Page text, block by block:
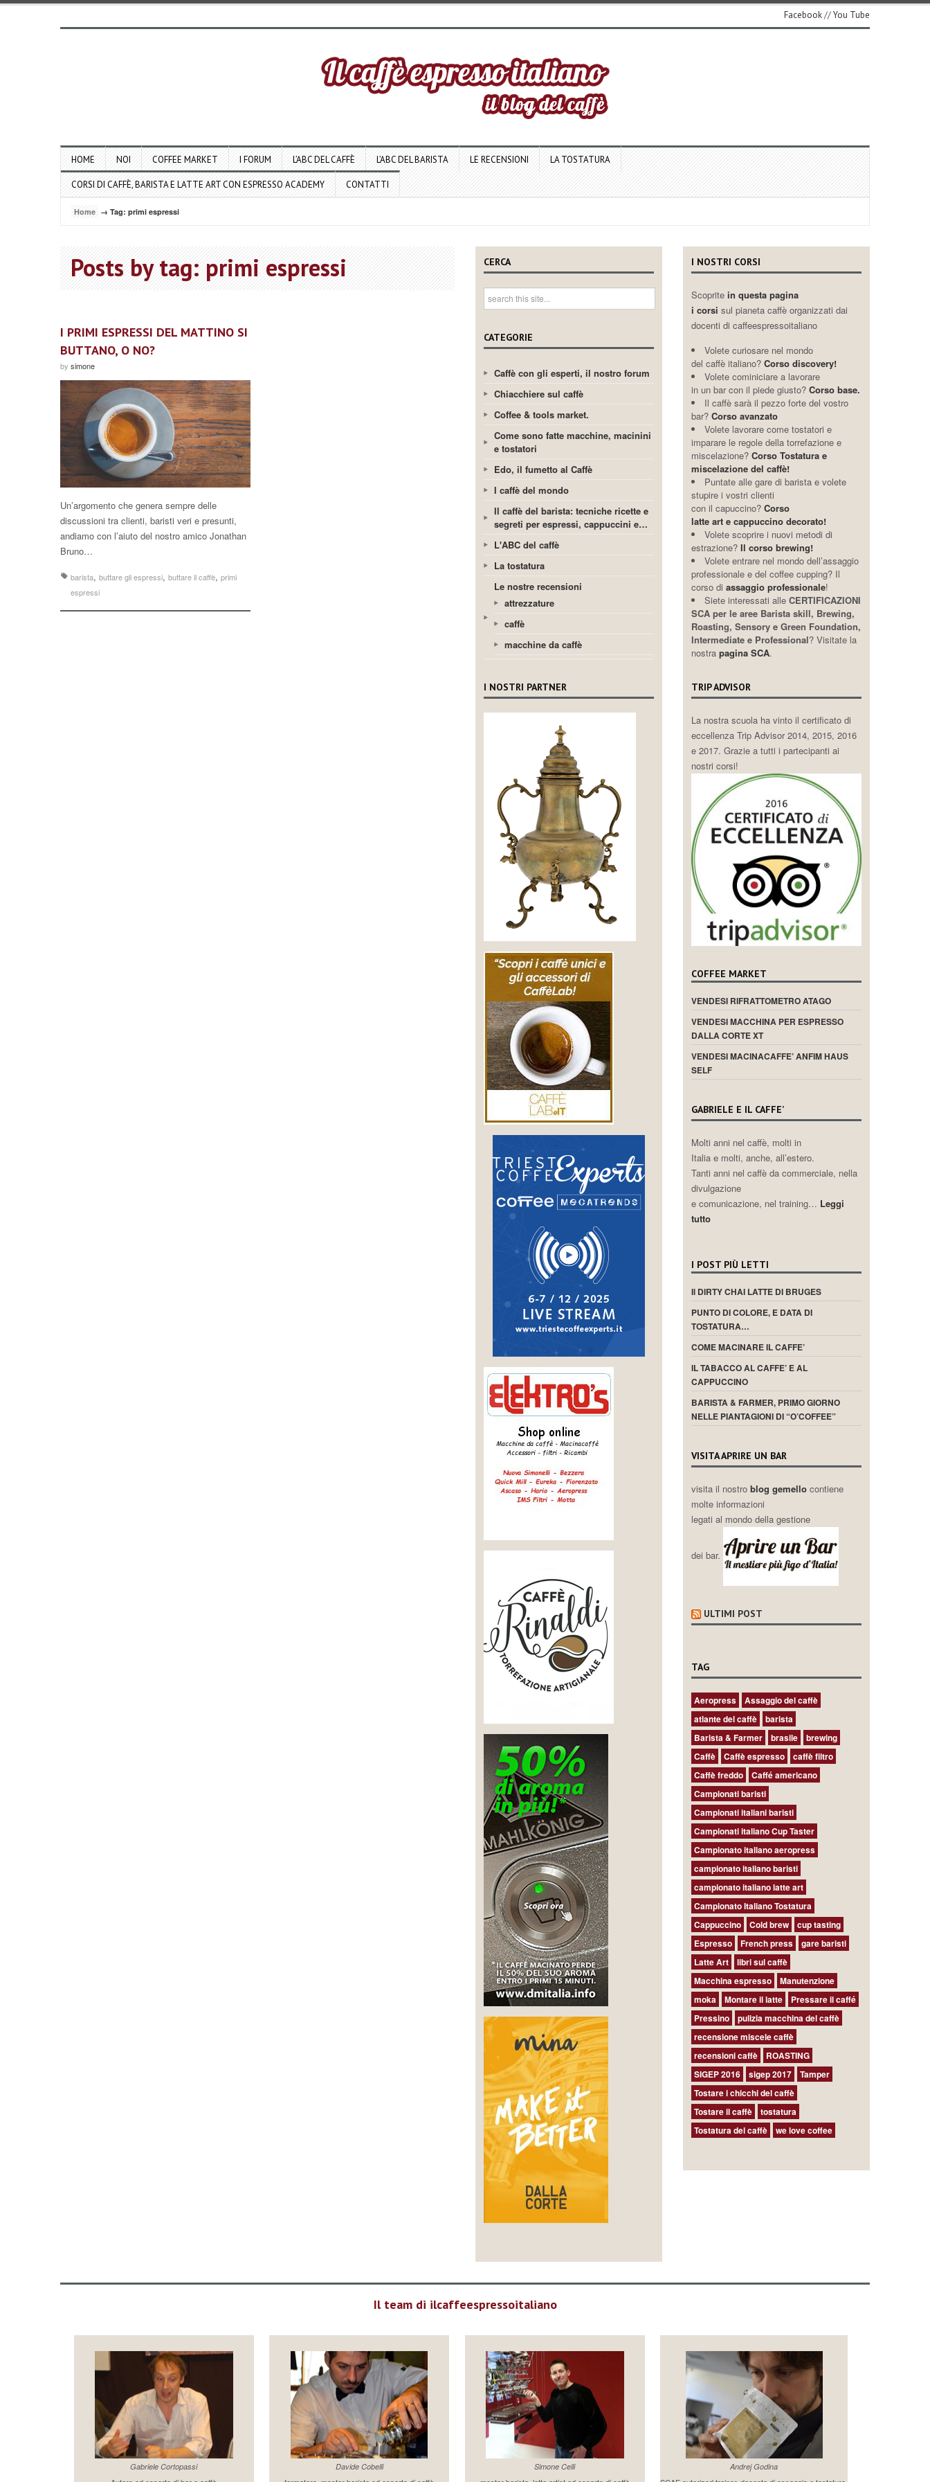
Facebook//You Tube
HOME NOI COFFEE MARKET I FORUM L’ABC DEL CAFFÈ L’ABC DEL BARISTA LE RECENSIONI LA TOSTATURA
CORSI DI CAFFÈ, BARISTA E LATTE ART CON ESPRESSO ACADEMY CONTATTI
Home → Tag: primi espressi
Posts by tag: primi espressi
I PRIMI ESPRESSI DEL MATTINO SI
BUTTANO, O NO?
by simone
Un’argomento che genera sempre delle
discussioni tra clienti, baristi veri e presunti,
andiamo con l’aiuto del nostro amico Jonathan
Bruno…
barista, buttare gli espressi, buttare il caffè, primi
espressi
CERCA
CATEGORIE
Caffè con gli esperti, il nostro forum
Chiacchiere sul caffè
Coffee & tools market.
Come sono fatte macchine, macinini
e tostatori
Edo, il fumetto al Caffè
I caffè del mondo
Il caffè del barista: tecniche ricette e
segreti per espressi, cappuccini e…
L'ABC del caffè
La tostatura
Le nostre recensioni
attrezzature
caffè
macchine da caffè
I NOSTRI PARTNER
I NOSTRI CORSI
Scoprite in questa pagina
i corsi sul pianeta caffè organizzati dai
docenti di caffeespressoitaliano
Volete curiosare nel mondo
del caffè italiano?Corso discovery!
Volete cominiciare a lavorare
in un bar con il piede giusto? Corso base.
Il caffè sarà il pezzo forte del vostro
bar? Corso avanzato
Volete lavorare come tostatori e
imparare le regole della torrefazione e
miscelazione? Corso Tostatura e
miscelazione del caffè!
Puntate alle gare di barista e volete
stupire i vostri clienti
con il capuccino? Corso
latte art e cappuccino decorato!
Volete scoprire i nuovi metodi di
estrazione? Il corso brewing!
Volete entrare nel mondo dell’assaggio
professionale e del coffee cupping? Il
corso di assaggio professionale!
Siete interessati alle CERTIFICAZIONI
SCA per le aree Barista skill, Brewing,
Roasting, Sensory e Green Foundation,
Intermediate e Professional? Visitate la
nostra pagina SCA.
TRIP ADVISOR
La nostra scuola ha vinto il certificato di
eccellenza Trip Advisor 2014, 2015, 2016
e 2017. Grazie a tutti i partecipanti ai
nostri corsi!
COFFEE MARKET
VENDESI RIFRATTOMETRO ATAGO
VENDESI MACCHINA PER ESPRESSO
DALLA CORTE XT
VENDESI MACINACAFFE’ ANFIM HAUS
SELF
GABRIELE E IL CAFFE’
Molti anni nel caffè, molti in
Italia e molti, anche, all’estero.
Tanti anni nel caffè da commerciale, nella
divulgazione
e comunicazione, nel training… Leggi
tutto
I POST PIÙ LETTI
Il DIRTY CHAI LATTE DI BRUGES
PUNTO DI COLORE, E DATA DI
TOSTATURA…
COME MACINARE IL CAFFE’
IL TABACCO AL CAFFE’ E AL
CAPPUCCINO
BARISTA & FARMER, PRIMO GIORNO
NELLE PIANTAGIONI DI “O’COFFEE”
VISITA APRIRE UN BAR
visita il nostro blog gemello contiene
molte informazioni
legati al mondo della gestione
dei bar.
ULTIMI POST
TAG
Aeropress
Assaggio del caffè
atlante del caffè
barista
Barista & Farmer
brasile
brewing
Caffè
Caffè espresso
caffè filtro
Caffè freddo
Caffé americano
Campionati baristi
Campionati italiani baristi
Campionati italiano Cup Taster
Campionato italiano aeropress
campionato italiano baristi
campionato italiano latte art
Campionato Italiano Tostatura
Cappuccino
Cold brew
cup tasting
Espresso
French press
gare baristi
Latte Art
libri sul caffè
Macchina espresso
Manutenzione
moka
Montare il latte
Pressare il caffé
Pressino
pulizia macchina del caffè
recensione miscele caffè
recensioni caffè
ROASTING
SIGEP 2016
sigep 2017
Tamper
Tostare i chicchi del caffè
Tostare il caffè
tostatura
Tostatura del caffè
we love coffee
Il team di ilcaffeespressoitaliano
Gabriele Cortopassi Davide Cobelli Simone Celli Andrej Godina